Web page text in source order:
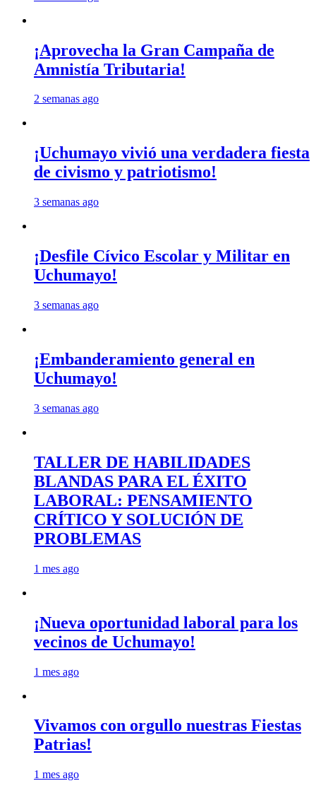
¡Aprovecha la Gran Campaña de
Amnistía Tributaria!
2 semanas ago
¡Uchumayo vivió una verdadera fiesta
de civismo y patriotismo!
3 semanas ago
¡Desfile Cívico Escolar y Militar en
Uchumayo!
3 semanas ago
¡Embanderamiento general en
Uchumayo!
3 semanas ago
TALLER DE HABILIDADES
BLANDAS PARA EL ÉXITO
LABORAL: PENSAMIENTO
CRÍTICO Y SOLUCIÓN DE
PROBLEMAS
1 mes ago
¡Nueva oportunidad laboral para los
vecinos de Uchumayo!
1 mes ago
Vivamos con orgullo nuestras Fiestas
Patrias!
1 mes ago